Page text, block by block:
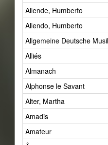
Allende, Humberto
Allendo, Humberto
Allgemeine Deutsche
Alliés
Almanach
Alphonse le Savant
Alter, Martha
Amadis
Amateur